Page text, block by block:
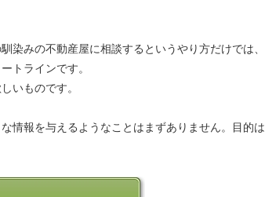
染みの不動産屋に相談するというやり方だけでは、
トラインです。
いものです。
情報を与えるようなことはまずありません。目的は